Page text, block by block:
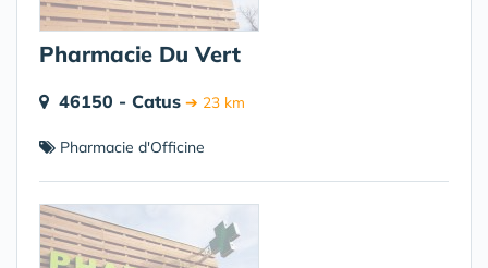
Pharmacie Du Vert
46150 - Catus ➔ 23 km
Pharmacie d'Officine